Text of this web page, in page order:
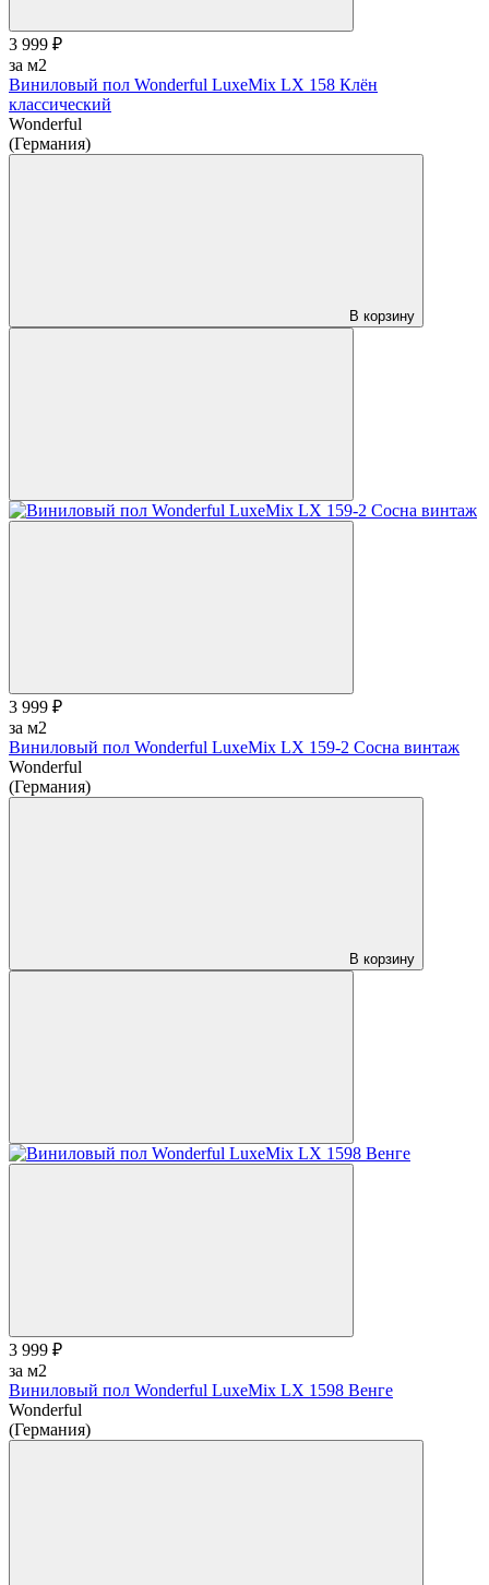
3 999 ₽
за м2
Виниловый пол Wonderful LuxeMix LX 158 Клён
классический
Wonderful
(Германия)
В корзину
3 999 ₽
за м2
Виниловый пол Wonderful LuxeMix LX 159-2 Сосна винтаж
Wonderful
(Германия)
В корзину
3 999 ₽
за м2
Виниловый пол Wonderful LuxeMix LX 1598 Венге
Wonderful
(Германия)